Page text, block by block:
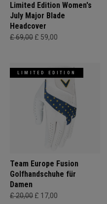
Limited Edition Women's
July Major Blade
Headcover
£ 69,00 £ 59,00
LIMITED EDITION
Team Europe Fusion
Golfhandschuhe für
Damen
£ 20,00 £ 17,00